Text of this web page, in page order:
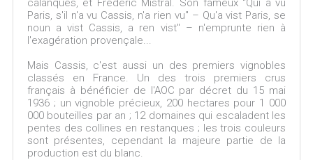
calanques, et Frédéric Mistral. Son fameux "Qui a vu
Paris, s'il n'a vu Cassis, n'a rien vu" – Qu'a vist Paris, se
noun a vist Cassis, a ren vist" – n'emprunte rien à
l'exagération provençale...
Mais Cassis, c'est aussi un des premiers vignobles
classés en France. Un des trois premiers crus
français à bénéficier de l'AOC par décret du 15 mai
1936 ; un vignoble précieux, 200 hectares pour 1 000
000 bouteilles par an ; 12 domaines qui escaladent les
pentes des collines en restanques ; les trois couleurs
sont présentes, cependant la majeure partie de la
production est du blanc.